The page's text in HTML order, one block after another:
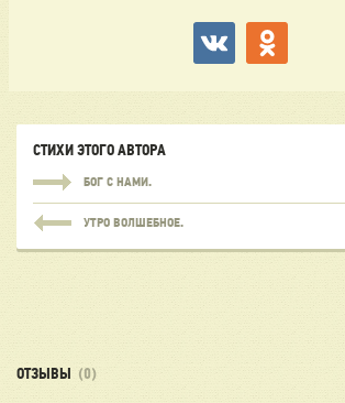
СТИХИ ЭТОГО АВТОРА
БОГ С НАМИ.
УТРО ВОЛШЕБНОЕ.
ОТЗЫВЫ (0)